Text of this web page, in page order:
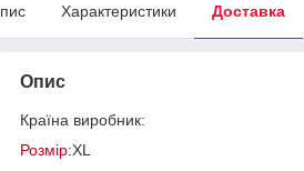
Характеристики Доставка
Опис
Країна виробник:
Розмір:XL